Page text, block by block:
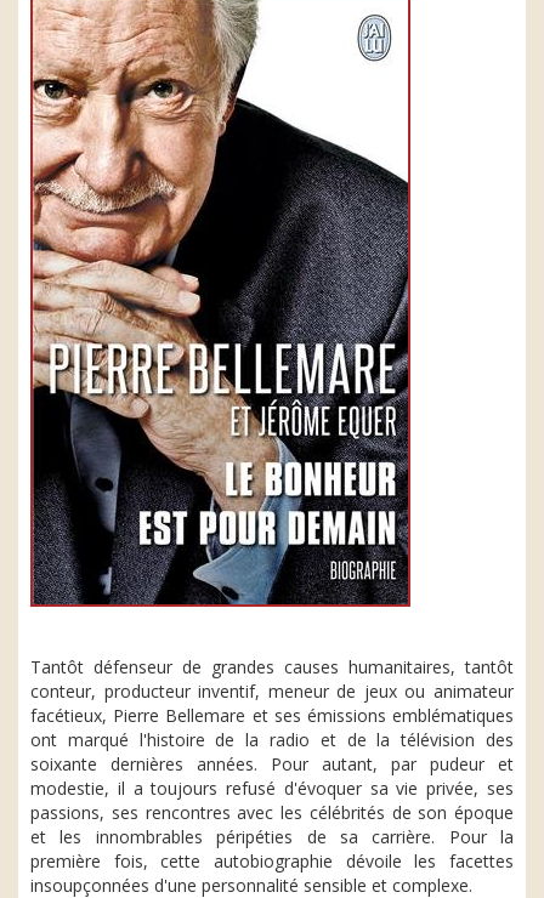
Tantôt défenseur de grandes causes humanitaires, tantôt
conteur, producteur inventif, meneur de jeux ou animateur
facétieux, Pierre Bellemare et ses émissions emblématiques
ont marqué l'histoire de la radio et de la télévision des
soixante dernières années. Pour autant, par pudeur et
modestie, il a toujours refusé d'évoquer sa vie privée, ses
passions, ses rencontres avec les célébrités de son époque
et les innombrables péripéties de sa carrière. Pour la
première fois, cette autobiographie dévoile les facettes
insoupçonnées d'une personnalité sensible et complexe.